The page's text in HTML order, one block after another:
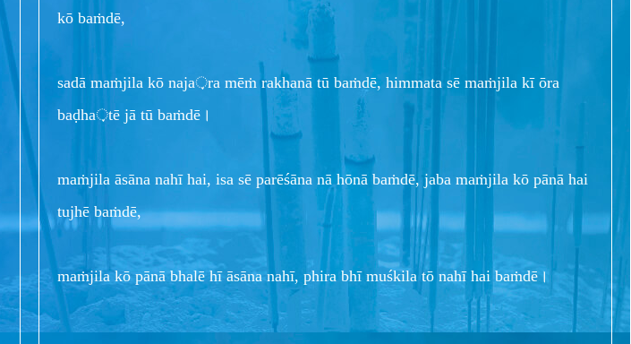
kō baṁdē,
sadā maṁjila kō naja़ra mēṁ rakhanā tū baṁdē, himmata sē maṁjila kī ōra
baḍha़tē jā tū baṁdē।
maṁjila āsāna nahī hai, isa sē parēśāna nā hōnā baṁdē, jaba maṁjila kō pānā hai
tujhē baṁdē,
maṁjila kō pānā bhalē hī āsāna nahī, phira bhī muśkila tō nahī hai baṁdē।